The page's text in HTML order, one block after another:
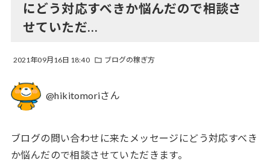
にどう対応すべきか悩んだので相談さ
せていただ…
2021年09月16日 18:40 ブログの稼ぎ方
@hikitomoriさん
ブログの問い合わせに来たメッセージにどう対応すべき
か悩んだので相談させていただきます。